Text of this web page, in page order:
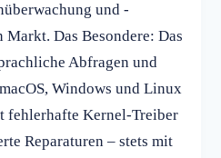
und -
Das Besondere: Das
Abfragen und
Windows und Linux
fehlerhafte Kernel-Treiber
Reparaturen – stets mit